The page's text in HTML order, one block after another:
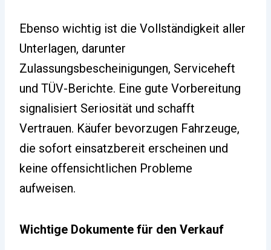
Ebenso wichtig ist die Vollständigkeit aller
Unterlagen, darunter
Zulassungsbescheinigungen, Serviceheft
und TÜV-Berichte. Eine gute Vorbereitung
signalisiert Seriosität und schafft
Vertrauen. Käufer bevorzugen Fahrzeuge,
die sofort einsatzbereit erscheinen und
keine offensichtlichen Probleme
aufweisen.
Wichtige Dokumente für den Verkauf